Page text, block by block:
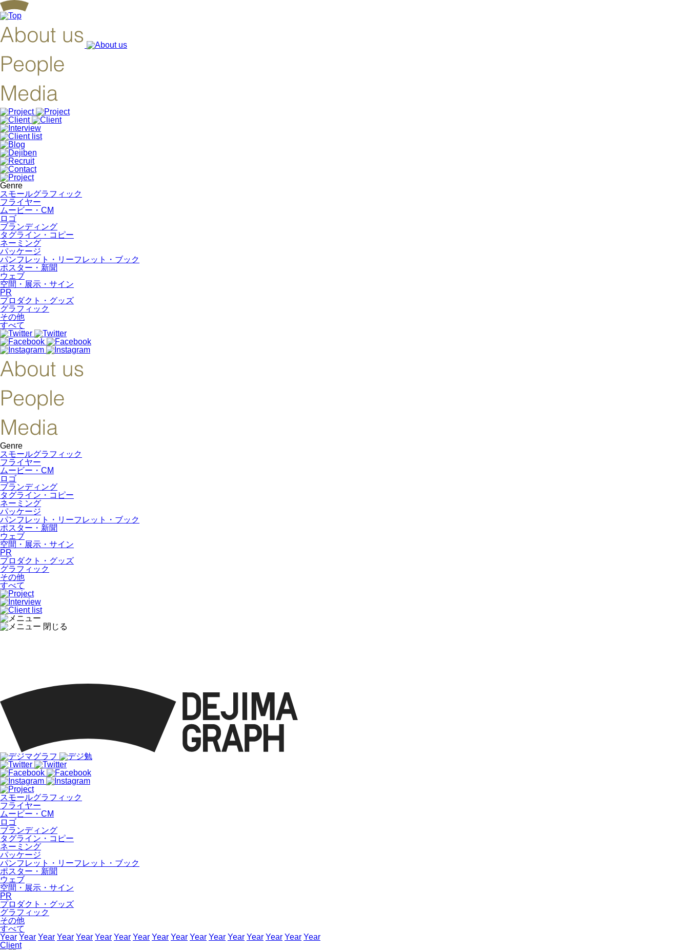
Genre
スモールグラフィック
フライヤー
ムービー・CM
ロゴ
ブランディング
タグライン・コピー
ネーミング
パッケージ
パンフレット・リーフレット・ブック
ポスター・新聞
ウェブ
空間・展示・サイン
PR
プロダクト・グッズ
グラフィック
その他
すべて
Genre
スモールグラフィック
フライヤー
ムービー・CM
ロゴ
ブランディング
タグライン・コピー
ネーミング
パッケージ
パンフレット・リーフレット・ブック
ポスター・新聞
ウェブ
空間・展示・サイン
PR
プロダクト・グッズ
グラフィック
その他
すべて
スモールグラフィック
フライヤー
ムービー・CM
ロゴ
ブランディング
タグライン・コピー
ネーミング
パッケージ
パンフレット・リーフレット・ブック
ポスター・新聞
ウェブ
空間・展示・サイン
PR
プロダクト・グッズ
グラフィック
その他
すべて
Year Year Year Year Year Year Year Year Year Year Year Year Year Year Year Year Year
Client